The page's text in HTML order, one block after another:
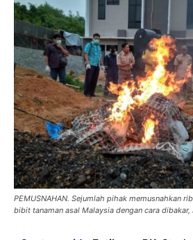
PEMUSNAHAN. Sejumlah pihak memusnahkan
bibit tanaman asal Malaysia dengan cara